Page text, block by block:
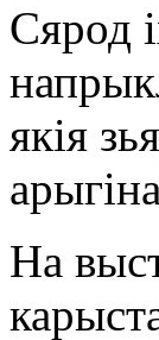
Сярод
якія
На